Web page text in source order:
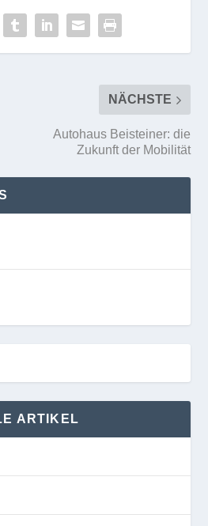
NÄCHSTE
Autohaus Beisteiner: die
Zukunft der Mobilität
ARTIKEL